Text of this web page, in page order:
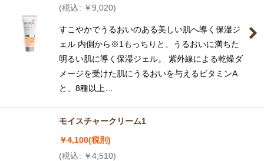
(税込: ￥9,020)
すこやかでうるおいのある美しい肌へ導く保湿ジ
ェル 内側から※1もっちりと、うるおいに満ちた
明るい肌に導く保湿ジェル。 紫外線による乾燥ダ
メージを受けた肌にうるおいを与えるビタミンA
と、8種以上…
モイスチャークリーム1
￥4,100(税別)
(税込: ￥4,510)